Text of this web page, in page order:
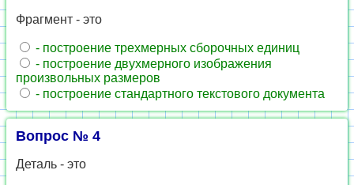
Фрагмент - это
- построение трехмерных сборочных единиц
- построение двухмерного изображения
произвольных размеров
- построение стандартного текстового документа
Вопрос № 4
Деталь - это